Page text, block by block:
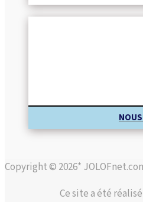
Copyright © 2026*
Ce site a été